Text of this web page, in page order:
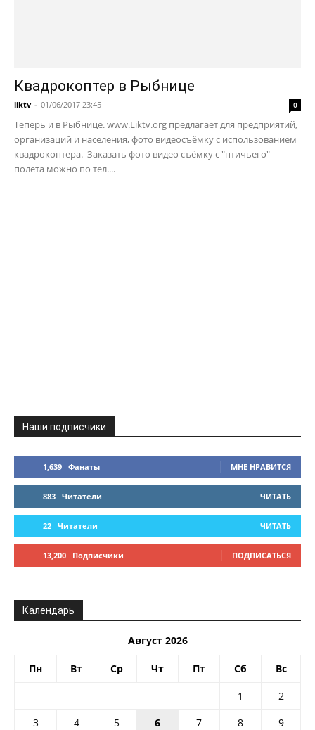
Квадрокоптер в Рыбнице
liktv - 01/06/2017 23:45 0
Теперь и в Рыбнице. www.Liktv.org предлагает для предприятий,
организаций и населения, фото видеосъёмку с использованием
квадрокоптера. Заказать фото видео съёмку с "птичьего"
полета можно по тел....
Наши подписчики
1,639 Фанаты МНЕ НРАВИТСЯ
883 Читатели ЧИТАТЬ
22 Читатели ЧИТАТЬ
13,200 Подписчики ПОДПИСАТЬСЯ
Календарь
Август 2026
Пн Вт Ср Чт Пт Сб Вс
1
2
3
4 5 6 7 8 9